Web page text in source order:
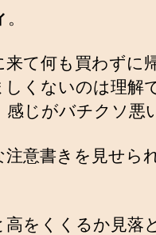
。
て何も買わずに
くないのは理解
じがバチクソ悪
意書きを見せら
をくくるか見落